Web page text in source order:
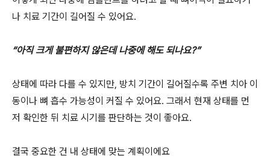
나 치료 기간이 길어질 수 있어요.
“아직 크게 불편하지 않은데 나중에 해도 되나요?”
상태에 따라 다를 수 있지만, 방치 기간이 길어질수록 주변 치아 이
동이나 뼈 흡수 가능성이 커질 수 있어요. 그래서 현재 상태를 먼
저 확인한 뒤 치료 시기를 판단하는 것이 좋아요.
결국 중요한 건 내 상태에 맞는 계획이에요